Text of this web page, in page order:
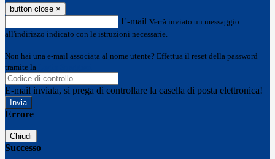
button close ×
E-mail Verrà inviato un messaggio
all'indirizzo indicato con le istruzioni necessarie.
Non hai una e-mail associata al nome utente? Effettua il reset della password
tramite la
E-mail inviata, si prega di controllare la casella di posta elettronica!
Errore
Chiudi
Successo